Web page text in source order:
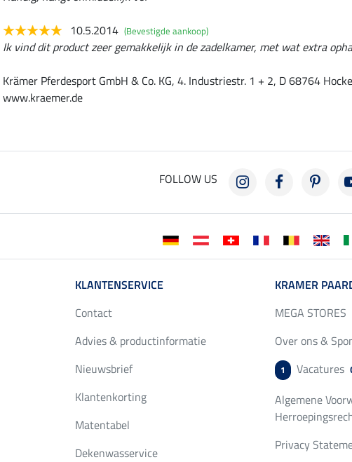
10.5.2014 (Bevestigde aankoop)
Ik vind dit product zeer gemakkelijk in de zadelkamer, met wat extra
Krämer Pferdesport GmbH & Co. KG, 4. Industriestr. 1 + 2, D 68764
www.kraemer.de
FOLLOW US
KLANTENSERVICE
Contact
Advies & productinformatie
Nieuwsbrief
Klantenkorting
Matentabel
Dekenwasservice
KRAMER
MEGA STORES
Over ons &
1 Vacatures
Algemene
Privacy